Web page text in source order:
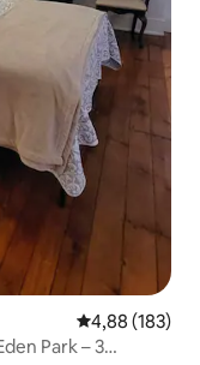
4,88 de uma
4,88 (183)
Park – 3